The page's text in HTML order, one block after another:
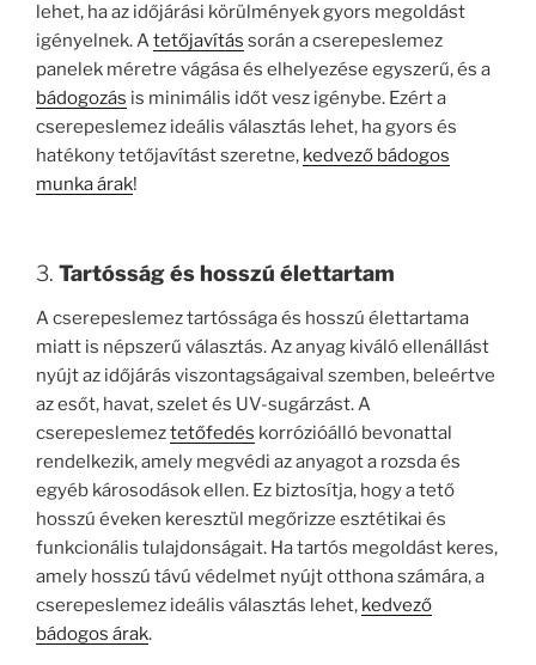
lehet, ha az időjárási körülmények gyors megoldást
igényelnek. Atetőjavítás során a cserepeslemez
panelek méretre vágása és elhelyezése egyszerű, és a
bádogozás is minimális időt vesz igénybe. Ezért a
cserepeslemez ideális választás lehet, ha gyors és
hatékony tetőjavítást szeretne, kedvező bádogos
munka árak!
3. Tartósság és hosszú élettartam
A cserepeslemez tartóssága és hosszú élettartama
miatt is népszerű választás. Az anyag kiváló ellenállást
nyújt az időjárás viszontagságaival szemben, beleértve
az esőt, havat, szelet és UV-sugárzást. A
cserepeslemeztetőfedés korrózióálló bevonattal
rendelkezik, amely megvédi az anyagot a rozsda és
egyéb károsodások ellen. Ez biztosítja, hogy a tető
hosszú éveken keresztül megőrizze esztétikai és
funkcionális tulajdonságait. Ha tartós megoldást keres,
amely hosszú távú védelmet nyújt otthona számára, a
cserepeslemez ideális választás lehet, kedvező
bádogos árak.